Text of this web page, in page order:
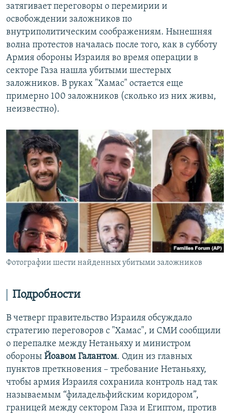
затягивает переговоры о перемирии и
освобождении заложников по
внутриполитическим соображениям. Нынешняя
волна протестов началась после того, как в субботу
Армия обороны Израиля во время операции в
секторе Газа нашла убитыми шестерых
заложников. В руках "Хамас" остается еще
примерно 100 заложников (сколько из них живы,
неизвестно).
Фотографии шести найденных убитыми заложников
Подробности
В четверг правительство Израиля обсуждало
стратегию переговоров с "Хамас", и СМИ сообщили
о перепалке между Нетаньяху и министром
обороны Йоавом Галантом. Один из главных
пунктов преткновения – требование Нетаньяху,
чтобы армия Израиля сохранила контроль над так
называемым “филадельфийским коридором”,
границей между сектором Газа и Египтом, против